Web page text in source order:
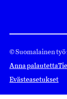
© Suomalainen työ
Anna palautetta
Evästeasetukset